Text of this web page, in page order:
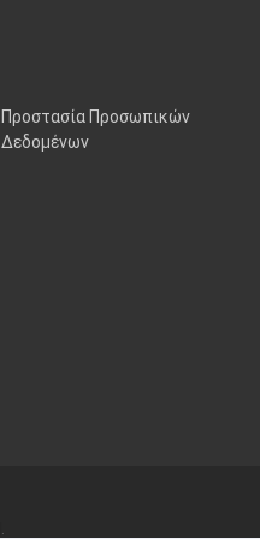
Προστασία Προσωπικών
Δεδομένων